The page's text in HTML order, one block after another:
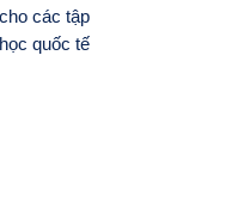
các tập
quốc tế